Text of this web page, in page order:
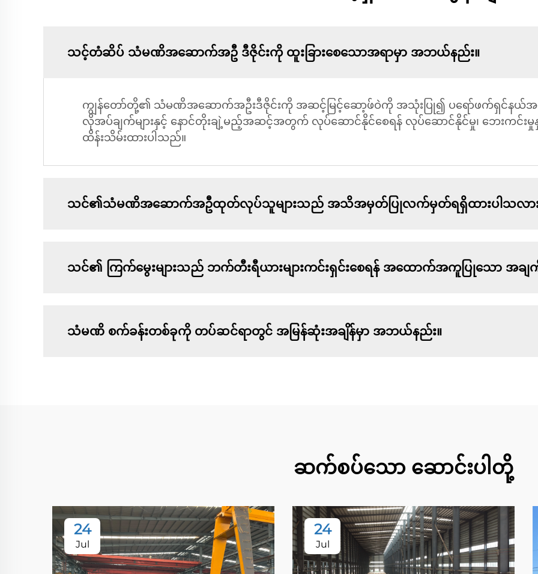
သင့်တံဆိပ် သံမဏိအဆောက်အဦ ဒီဇိုင်းကို ထူးခြားစေသောအရာမှာ အဘယ်နည်း။
ကျွန်တော်တို့၏ သံမဏိအဆောက်အဦးဒီဇိုင်းကို အဆင့်မြင့်ဆော့ဖ်ဝဲကို အသုံးပြု၍ ပရော်ဖက်ရှင်န
လိုအပ်ချက်များနှင့် နောင်တိုးချဲ့မည့်အဆင့်အတွက် လုပ်ဆောင်နိုင်စေရန် လုပ်ဆောင်နိုင်မှု၊ ဘေးက
ထိန်းသိမ်းထားပါသည်။
သင်၏သံမဏိအဆောက်အဦထုတ်လုပ်သူများသည် အသိအမှတ်ပြုလက်မှတ်ရရှိထားပါသလား
သင်၏ ကြက်မွေးများသည် ဘက်တီးရီယားများကင်းရှင်းစေရန် အထောက်အကူပြုသော အချ
သံမဏိ စက်ခန်းတစ်ခုကို တပ်ဆင်ရာတွင် အမြန်ဆုံးအချိန်မှာ အဘယ်နည်း။
ဆက်စပ်သော ဆောင်းပါတို့
24
Jul
24
Jul